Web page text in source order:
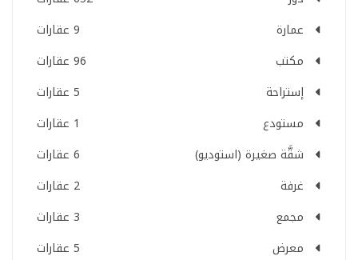
عمارة
9 عقارات
مكتب
96 عقارات
إستراحة
5 عقارات
مستودع
1 عقارات
شقَّة صغيرة (استوديو)
6 عقارات
غرفة
2 عقارات
مجمع
3 عقارات
معرض
5 عقارات